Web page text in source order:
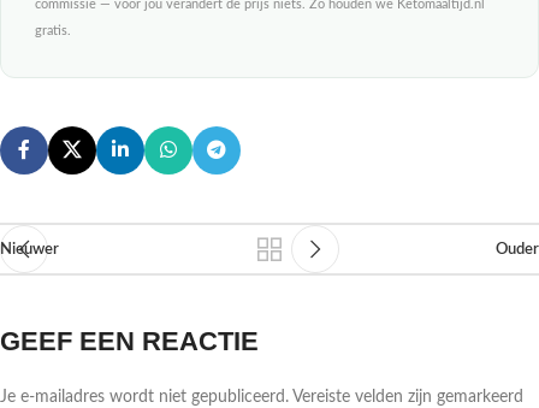
commissie — voor jou verandert de prijs niets. Zo houden we Ketomaaltijd.nl
gratis.
Nieuwer Ouder
GEEF EEN REACTIE
Je e-mailadres wordt niet gepubliceerd. Vereiste velden zijn gemarkeerd